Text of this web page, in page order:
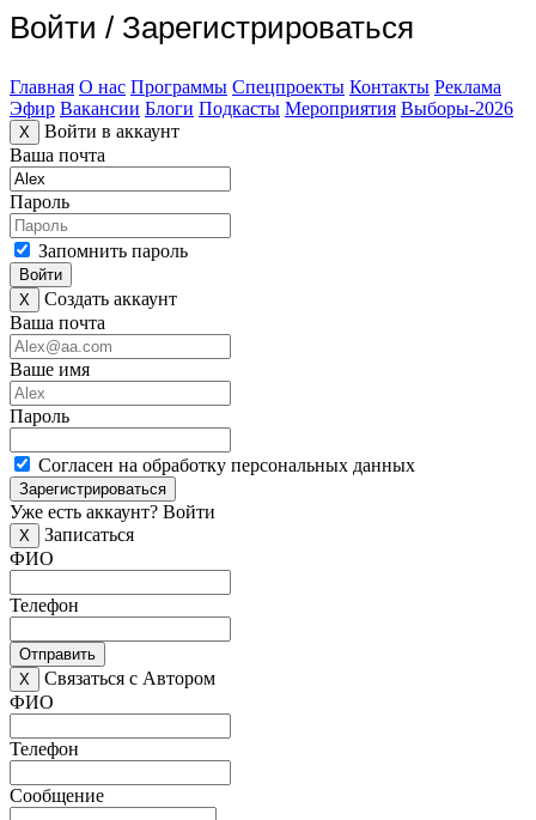
Войти / Зарегистрироваться
Главная О нас Программы Спецпроекты Контакты Реклама
Эфир Вакансии Блоги Подкасты Мероприятия Выборы-2026
X
Войти в аккаунт
Ваша почта
Пароль
Запомнить пароль
Войти
X
Создать аккаунт
Ваша почта
Ваше имя
Пароль
Согласен на обработку персональных данных
Зарегистрироваться
Уже есть аккаунт? Войти
X
Записаться
ФИО
Телефон
Отправить
X
Связаться с Автором
ФИО
Телефон
Сообщение